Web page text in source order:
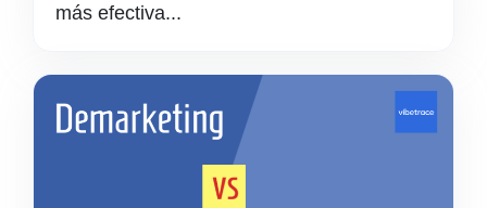
más efectiva...